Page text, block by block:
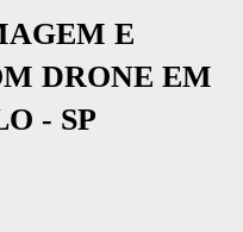
E
DRONE EM
- SP